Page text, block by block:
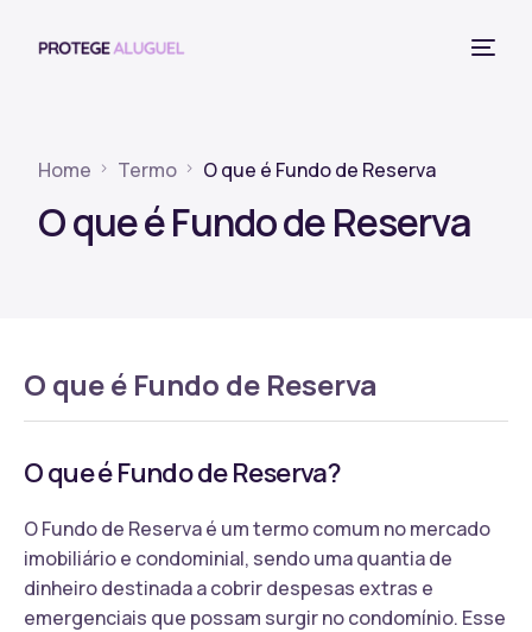
Home Termo O que é Fundo de Reserva
O que é Fundo de Reserva
O que é Fundo de Reserva
O que é Fundo de Reserva?
O Fundo de Reserva é um termo comum no mercado
imobiliário e condominial, sendo uma quantia de
dinheiro destinada a cobrir despesas extras e
emergenciais que possam surgir no condomínio. Esse